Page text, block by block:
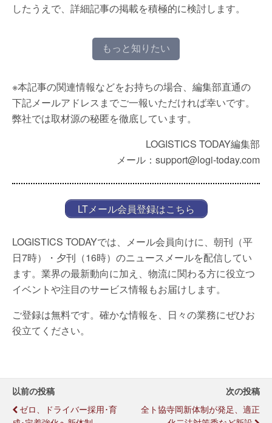
したうえで、詳細記事の掲載を積極的に検討します。
もっと知りたい
※本記事の関連情報などをお持ちの場合、編集部直通の
下記メールアドレスまでご一報いただければ幸いです。
弊社では取材源の秘匿を徹底しています。
LOGISTICS TODAY編集部
メール：support@logi-today.com
LTメール会員登録はこちら
LOGISTICS TODAYでは、メール会員向けに、朝刊（平
日7時）・夕刊（16時）のニュースメールを配信してい
ます。業界の最新動向に加え、物流に関わる方に役立つ
イベントや注目のサービス情報もお届けします。
ご登録は無料です。確かな情報を、日々の業務にぜひお
役立てください。
以前の投稿
ゼロ、ドライバー採用･育
次の投稿
全ト協寺岡新体制が発足、適正